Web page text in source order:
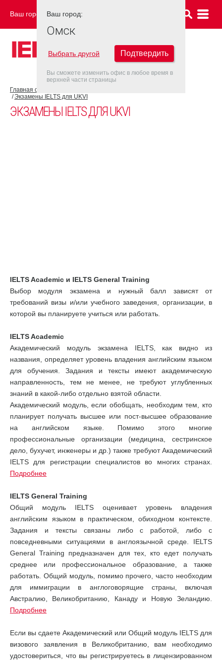
Ваш город: ОМСК
Главная страница
Экзамены IELTS для UKVI
ЭКЗАМЕНЫ IELTS ДЛЯ UKVI
IELTS Academic и IELTS General Training
Выбор модуля экзамена и нужный балл зависят от
требований визы и/или учебного заведения, организации, в
которой вы планируете учиться или работать.
IELTS Academic
Академический модуль экзамена IELTS, как видно из
названия, определяет уровень владения английским языком
для обучения. Задания и тексты имеют академическую
направленность, тем не менее, не требуют углубленных
знаний в какой-либо отдельно взятой области.
Академический модуль, если обобщать, необходим тем, кто
планирует получать высшее или пост-высшее образование
на английском языке. Помимо этого многие
профессиональные организации (медицина, сестринское
дело, бухучет, инженеры и др.) также требуют Академический
IELTS для регистрации специалистов во многих странах.
Подробнее
IELTS General Training
Общий модуль IELTS оценивает уровень владения
английским языком в практическом, обиходном контексте.
Задания и тексты связаны либо с работой, либо с
повседневными ситуациями в англоязычной среде. IELTS
General Training предназначен для тех, кто едет получать
среднее или профессиональное образование, а также
работать. Общий модуль, помимо прочего, часто необходим
для иммиграции в англоговорящие страны, включая
Австралию, Великобританию, Канаду и Новую Зеландию.
Подробнее
Если вы сдаете Академический или Общий модуль IELTS для
визового заявления в Великобританию, вам необходимо
удостовериться, что вы регистрируетесь в лицензированном
Ваш город:
Омск
Выбрать другой Подтвердить
Вы сможете изменить офис в любое время в
верхней части страницы